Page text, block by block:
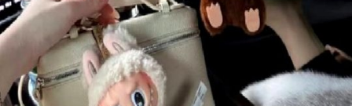
Facebook